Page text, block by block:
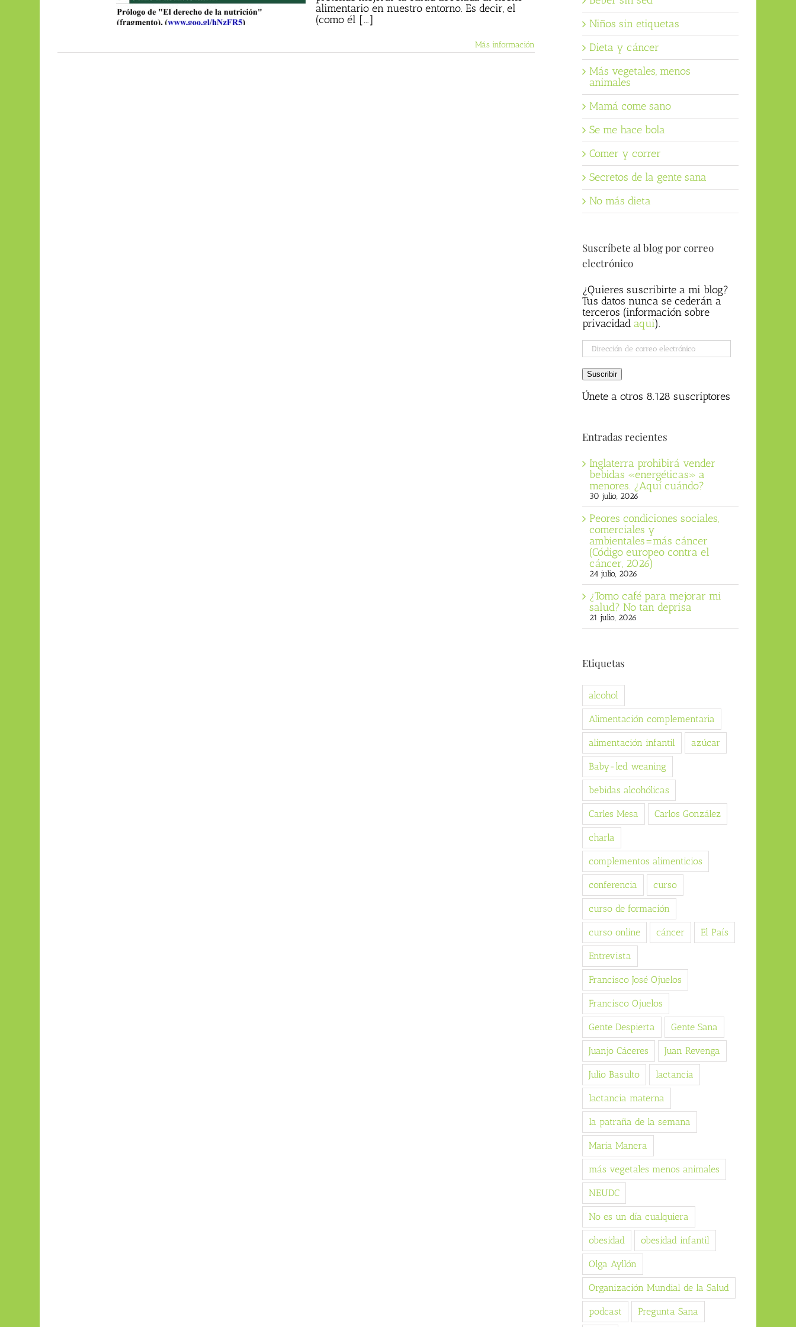
alimentario en nuestro entorno. Es decir, el
(como él [...]
Más información
Niños sin etiquetas
Dieta y cáncer
Más vegetales, menos
animales
Mamá come sano
Se me hace bola
Comer y correr
Secretos de la gente sana
No más dieta
Suscríbete al blog por correo
electrónico
¿Quieres suscribirte a mi blog?
Tus datos nunca se cederán a
terceros (información sobre
privacidad aqui).
Dirección
de
correo
electrónico
Suscribir
Únete a otros 8.128 suscriptores
Entradas recientes
Inglaterra prohibirá vender
bebidas «energéticas» a
menores. ¿Aquí cuándo?
30 julio, 2026
Peores condiciones sociales,
comerciales y
ambientales=más cáncer
(Código europeo contra el
cáncer, 2026)
24 julio, 2026
¿Tomo café para mejorar mi
salud? No tan deprisa
21 julio, 2026
Etiquetas
alcohol
Alimentación complementaria
alimentación infantil azúcar
Baby-led weaning
bebidas alcohólicas
Carles Mesa Carlos González
charla
complementos alimenticios
conferencia curso
curso de formación
curso online cáncer El País
Entrevista
Francisco José Ojuelos
Francisco Ojuelos
Gente Despierta Gente Sana
Juanjo Cáceres Juan Revenga
Julio Basulto lactancia
lactancia materna
la patraña de la semana
Maria Manera
más vegetales menos animales
NEUDC
No es un día cualquiera
obesidad obesidad infantil
Olga Ayllón
Organización Mundial de la Salud
podcast Pregunta Sana